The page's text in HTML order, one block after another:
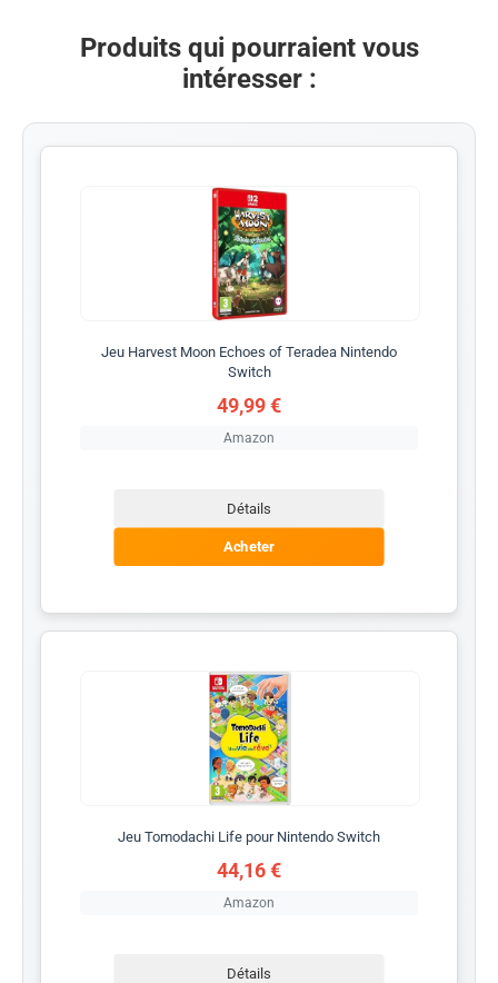
Produits qui pourraient vous
intéresser :
Jeu Harvest Moon Echoes of Teradea Nintendo
Switch
49,99 €
Amazon
Détails
Acheter
Jeu Tomodachi Life pour Nintendo Switch
44,16 €
Amazon
Détails